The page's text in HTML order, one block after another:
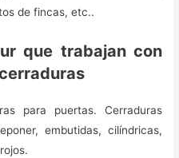
de fincas, etc..
que trabajan con
para puertas. Cerraduras
embutidas, cilíndricas,